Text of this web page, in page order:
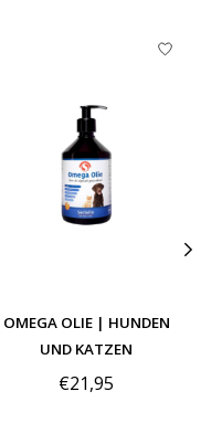
OMEGA OLIE | HUNDEN
UND KATZEN
€21,95